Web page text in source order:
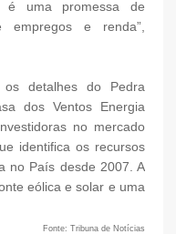
é uma promessa de
empregos e renda”,
detalhes do Pedra
dos Ventos Energia
no mercado
identifica os recursos
no País desde 2007. A
eólica e solar e uma
Fonte: Tribuna de Notícias